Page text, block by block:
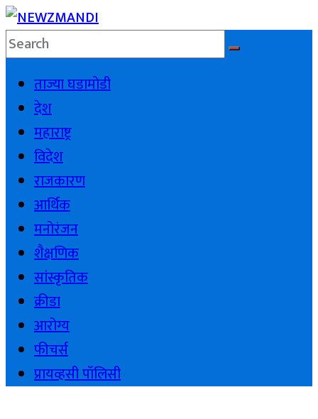
Skip
to
content
NEWZMANDI
NEWZMANDI
ताज्या घडामोडी
देश
महाराष्ट्र
विदेश
राजकारण
आर्थिक
मनोरंजन
शैक्षणिक
सांस्कृतिक
क्रीडा
आरोग्य
फीचर्स
प्रायव्हसी पॉलिसी